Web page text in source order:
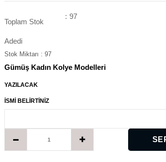
Toplam Stok
Adedi
: 97
Stok Miktarı : 97
Gümüş Kadın Kolye Modelleri
YAZILACAK
İSMİ BELİRTİNİZ